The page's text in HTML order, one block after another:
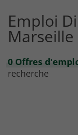
vous
voulez
rechercher
Emploi
Marseille
0 Offres
recherche